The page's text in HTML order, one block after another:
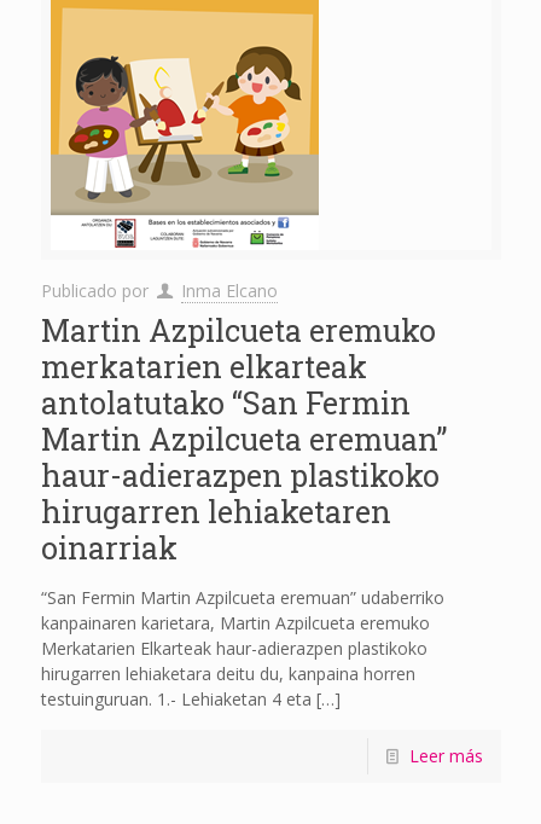
Publicado por Inma Elcano
Martin Azpilcueta eremuko
merkatarien elkarteak
antolatutako “San Fermin
Martin Azpilcueta eremuan”
haur-adierazpen plastikoko
hirugarren lehiaketaren
oinarriak
“San Fermin Martin Azpilcueta eremuan” udaberriko
kanpainaren karietara, Martin Azpilcueta eremuko
Merkatarien Elkarteak haur-adierazpen plastikoko
hirugarren lehiaketara deitu du, kanpaina horren
testuinguruan. 1.- Lehiaketan 4 eta […]
Leer más